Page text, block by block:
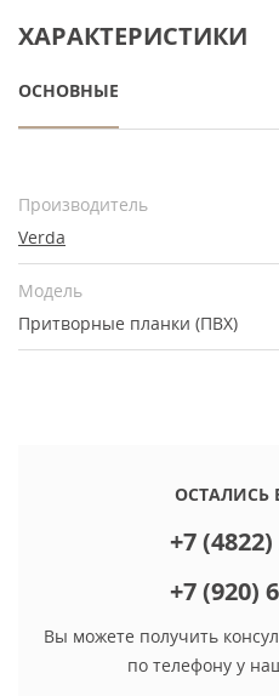
ХАРАКТЕРИСТИКИ
ОСНОВНЫЕ
Производитель
Verda
Модель
Притворные планки (ПВХ)
ОСТАЛИСЬ
+7
+7 (920)
Вы можете получить
по телефону у